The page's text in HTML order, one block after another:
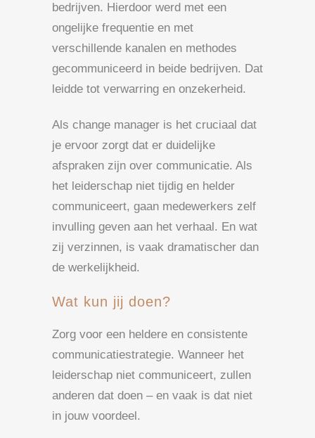
bedrijven. Hierdoor werd met een
ongelijke frequentie en met
verschillende kanalen en methodes
gecommuniceerd in beide bedrijven. Dat
leidde tot verwarring en onzekerheid.
Als change manager is het cruciaal dat
je ervoor zorgt dat er duidelijke
afspraken zijn over communicatie. Als
het leiderschap niet tijdig en helder
communiceert, gaan medewerkers zelf
invulling geven aan het verhaal. En wat
zij verzinnen, is vaak dramatischer dan
de werkelijkheid.
Wat kun jij doen?
Zorg voor een heldere en consistente
communicatiestrategie. Wanneer het
leiderschap niet communiceert, zullen
anderen dat doen – en vaak is dat niet
in jouw voordeel.